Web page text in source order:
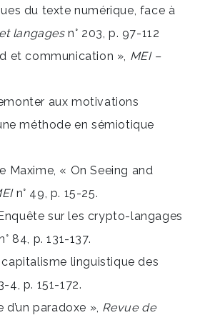
du texte numérique, face à
langagesn° 203, p. 97-112
et communication », MEI –
aux motivations
méthode en sémiotique
Maxime, « On Seeing and
n° 49, p. 15-25.
sur les crypto-langages
84, p. 131-137.
linguistique des
4, p. 151-172.
paradoxe », Revue de